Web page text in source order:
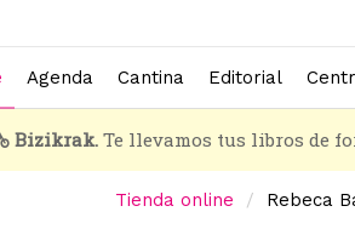
Agenda Cantina Editorial
Bizikrak.Te llevamos tus libros de
Tienda online Rebeca